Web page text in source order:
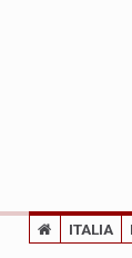
ITALIA